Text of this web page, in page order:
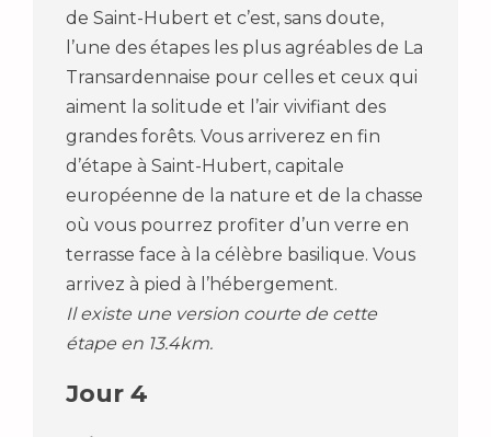
de Saint-Hubert et c’est, sans doute,
l’une des étapes les plus agréables de La
Transardennaise pour celles et ceux qui
aiment la solitude et l’air vivifiant des
grandes forêts. Vous arriverez en fin
d’étape à Saint-Hubert, capitale
européenne de la nature et de la chasse
où vous pourrez profiter d’un verre en
terrasse face à la célèbre basilique. Vous
arrivez à pied à l’hébergement.
Il existe une version courte de cette
étape en 13.4km.
Jour 4